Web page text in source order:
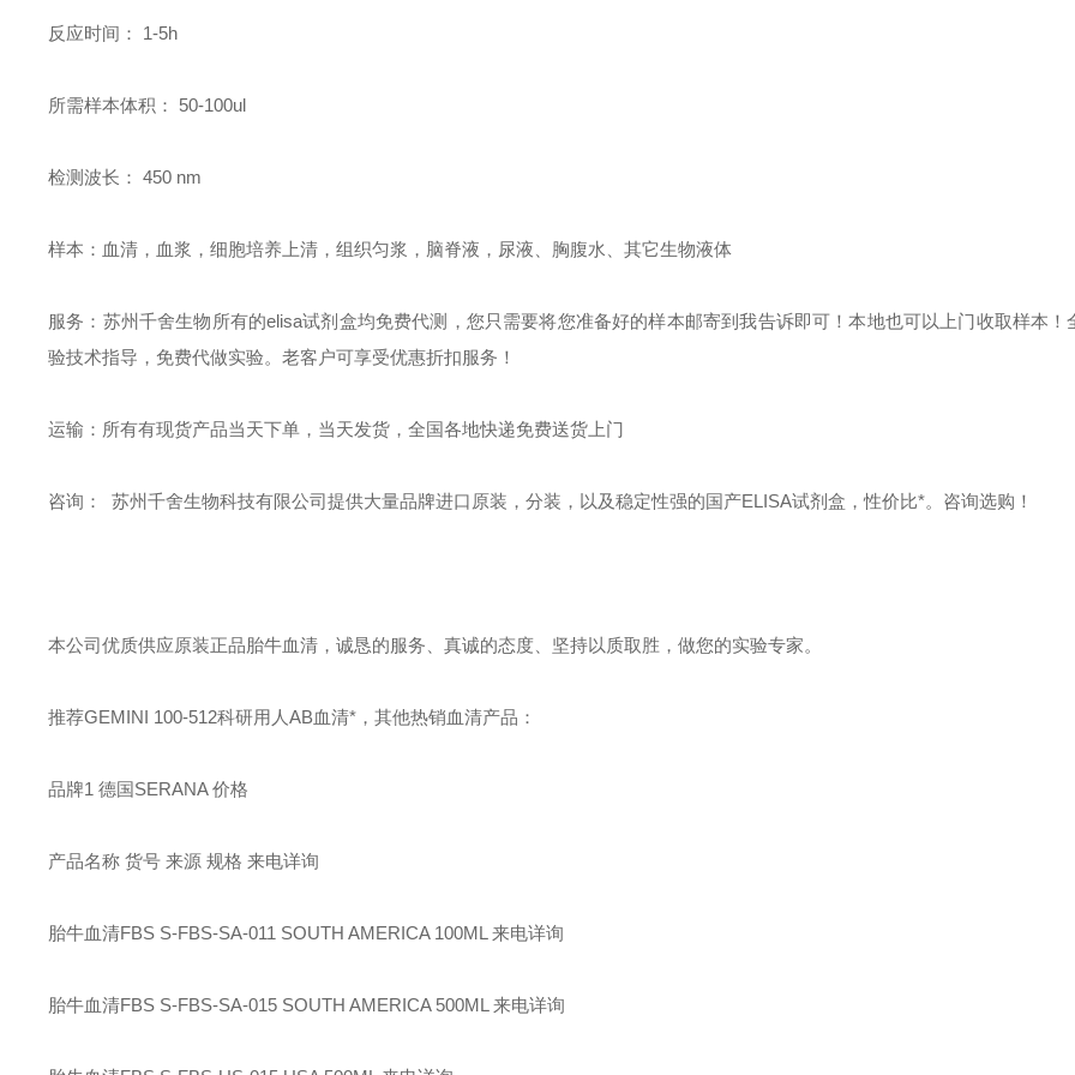
反应时间： 1-5h
所需样本体积： 50-100ul
检测波长： 450 nm
样本：血清，血浆，细胞培养上清，组织匀浆，脑脊液，尿液、胸腹水、其它生物液体
服务：苏州千舍生物所有的elisa试剂盒均免费代测，您只需要将您准备好的样本邮寄到我告诉即可！本地也可以上门收取样本！
验技术指导，免费代做实验。老客户可享受优惠折扣服务！
运输：所有有现货产品当天下单，当天发货，全国各地快递免费送货上门
咨询： 苏州千舍生物科技有限公司提供大量品牌进口原装，分装，以及稳定性强的国产ELISA试剂盒，性价比*。咨询选购！
本公司优质供应原装正品胎牛血清，诚恳的服务、真诚的态度、坚持以质取胜，做您的实验专家。
推荐GEMINI 100-512科研用人AB血清*，其他热销血清产品：
品牌1 德国SERANA 价格
产品名称 货号 来源 规格 来电详询
胎牛血清FBS S-FBS-SA-011 SOUTH AMERICA 100ML 来电详询
胎牛血清FBS S-FBS-SA-015 SOUTH AMERICA 500ML 来电详询